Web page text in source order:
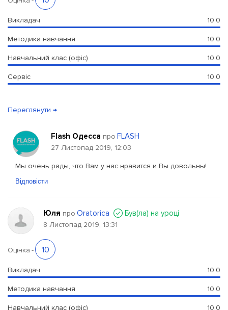
Викладач 10.0
Методика навчання 10.0
Навчальний клас (офіс) 10.0
Сервіс 10.0
Переглянути →
Flash Одесса про FLASH
27 Листопад 2019, 12:03
Мы очень рады, что Вам у нас нравится и Вы довольны!
Відповісти
Юля про Oratorica Був(ла) на уроці
8 Листопад 2019, 13:31
Оцінка - 10
Викладач 10.0
Методика навчання 10.0
Навчальний клас (офіс) 10.0